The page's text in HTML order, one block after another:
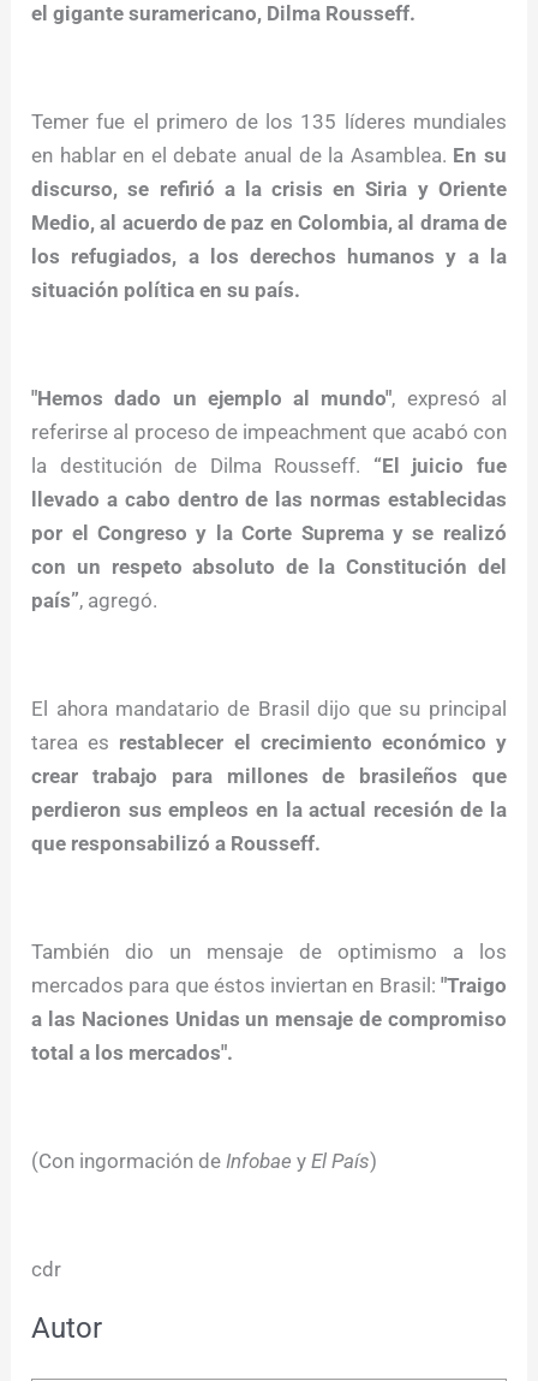
el gigante suramericano, Dilma Rousseff.
Temer fue el primero de los 135 líderes mundiales
en hablar en el debate anual de la Asamblea. En su
discurso, se refirió a la crisis en Siria y Oriente
Medio, al acuerdo de paz en Colombia, al drama de
los refugiados, a los derechos humanos y a la
situación política en su país.
"Hemos dado un ejemplo al mundo", expresó al
referirse al proceso de impeachment que acabó con
la destitución de Dilma Rousseff. “El juicio fue
llevado a cabo dentro de las normas establecidas
por el Congreso y la Corte Suprema y se realizó
con un respeto absoluto de la Constitución del
país”, agregó.
El ahora mandatario de Brasil dijo que su principal
tarea es restablecer el crecimiento económico y
crear trabajo para millones de brasileños que
perdieron sus empleos en la actual recesión de la
que responsabilizó a Rousseff.
También dio un mensaje de optimismo a los
mercados para que éstos inviertan en Brasil: "Traigo
a las Naciones Unidas un mensaje de compromiso
total a los mercados".
(Con ingormación deInfobaeyEl País)
cdr
Autor